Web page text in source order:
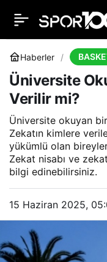
Haberler
Üniversite
Verilir mi?
Üniversite okuyan
Zekatın kimlere
yükümlü olan
Zekat nisabı ve
bilgi edinebilirsiniz.
15 Haziran 2025,
Üniversite Okuyan
Öğrenciye Zekat
mi?